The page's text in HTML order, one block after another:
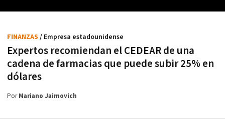
Expertos recomiendan el CEDEAR de una
cadena de farmacias que puede subir 25% en
dólares
FINANZAS / Empresa estadounidense
PorMariano Jaimovich